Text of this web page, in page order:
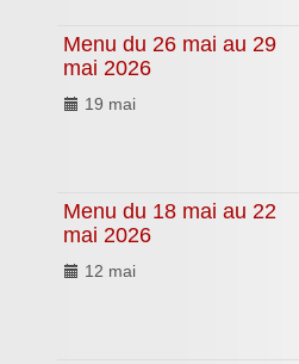
Menu du 26 mai au 29
mai 2026
19 mai
Menu du 18 mai au 22
mai 2026
12 mai